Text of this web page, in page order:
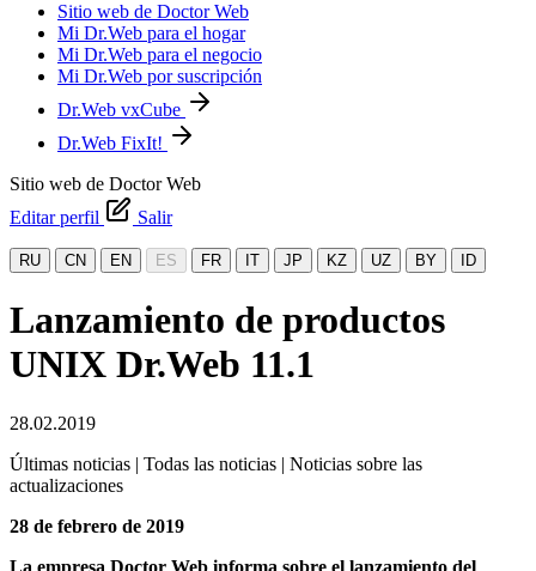
Sitio web de Doctor Web
Mi Dr.Web para el hogar
Mi Dr.Web para el negocio
Mi Dr.Web por suscripción
Dr.Web vxCube
Dr.Web FixIt!
Sitio web de Doctor Web
Editar perfil
Salir
RU CN EN ES FR IT JP KZ UZ BY ID
Lanzamiento de productos
UNIX Dr.Web 11.1
28.02.2019
Últimas noticias | Todas las noticias | Noticias sobre las
actualizaciones
28 de febrero de 2019
La empresa Doctor Web informa sobre el lanzamiento del